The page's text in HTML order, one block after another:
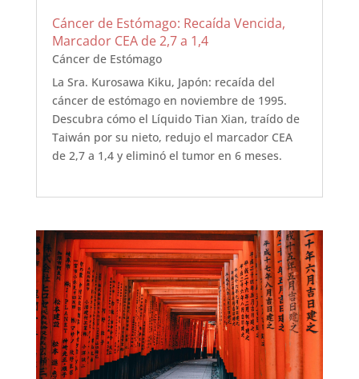
Cáncer de Estómago: Recaída Vencida,
Marcador CEA de 2,7 a 1,4
Cáncer de Estómago
La Sra. Kurosawa Kiku, Japón: recaída del
cáncer de estómago en noviembre de 1995.
Descubra cómo el Líquido Tian Xian, traído de
Taiwán por su nieto, redujo el marcador CEA
de 2,7 a 1,4 y eliminó el tumor en 6 meses.